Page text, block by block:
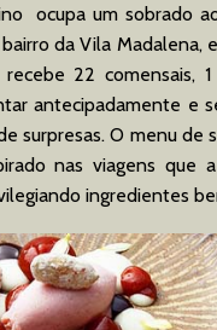
ocupa um sobrado
da Vila Madalena,
22 comensais,
antecipadamente e
surpresas. O menu de
nas viagens que
ingredientes